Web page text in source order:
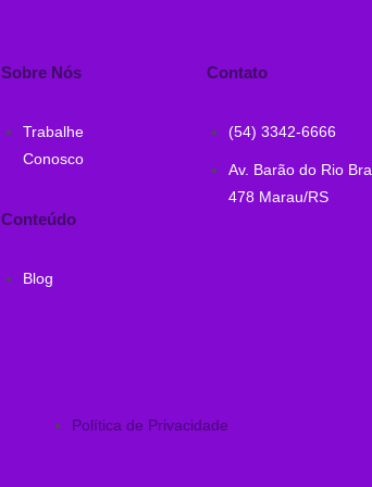
Sobre Nós
Trabalhe
Conosco
Conteúdo
Blog
Contato
(54) 3342-6666
Av. Barão do Rio
478 Marau/RS
Política de Privacidade